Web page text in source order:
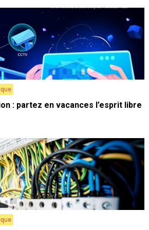
: partez en vacances l’esprit libre